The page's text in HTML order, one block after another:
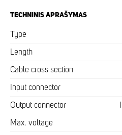
TECHNINIS APRAŠYMAS
Type
Length
Cable cross section
Input connector
Output connector
Max. voltage